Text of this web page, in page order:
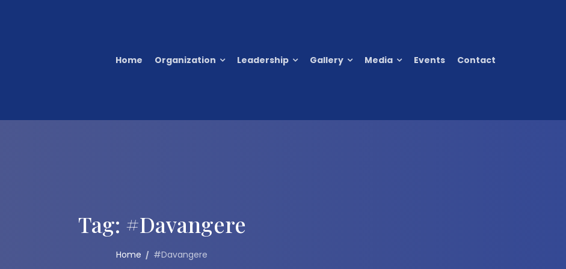
Home Organization Leadership Gallery Media Events Contact
Tag: #Davangere
Home #Davangere